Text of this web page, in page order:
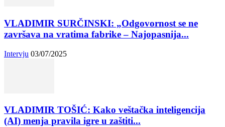
VLADIMIR SURČINSKI: „Odgovornost se ne
završava na vratima fabrike – Najopasnija...
Intervju 03/07/2025
VLADIMIR TOŠIĆ: Kako veštačka inteligencija
(AI) menja pravila igre u zaštiti...